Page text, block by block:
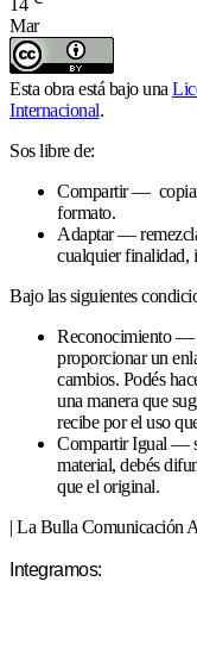
14
Mar
Esta obra está bajo una
Internacional.
Sos libre de:
Compartir — copiar
formato.
Adaptar —
cualquier finalidad,
Bajo las siguientes
Reconocimiento —
proporcionar un
cambios. Podés
una manera que
recibe por el uso
Compartir Igual —
material, debés
que el original.
| La Bulla Comunicación
Integramos: